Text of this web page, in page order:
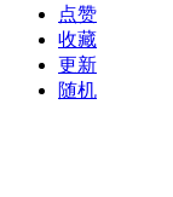
点赞
收藏
更新
随机